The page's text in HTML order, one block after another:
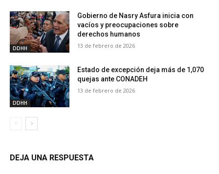
DDHH
Gobierno de Nasry Asfura inicia con
vacíos y preocupaciones sobre
derechos humanos
13 de febrero de 2026
DDHH
Estado de excepción deja más de 1,070
quejas ante CONADEH
13 de febrero de 2026
DEJA UNA RESPUESTA